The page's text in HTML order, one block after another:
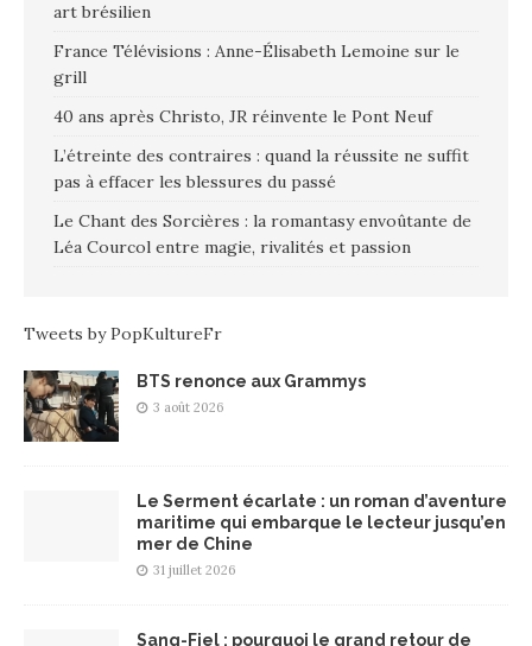
art brésilien
France Télévisions : Anne-Élisabeth Lemoine sur le
grill
40 ans après Christo, JR réinvente le Pont Neuf
L’étreinte des contraires : quand la réussite ne suffit
pas à effacer les blessures du passé
Le Chant des Sorcières : la romantasy envoûtante de
Léa Courcol entre magie, rivalités et passion
Tweets by PopKultureFr
BTS renonce aux Grammys
3 août 2026
Le Serment écarlate : un roman d’aventure
maritime qui embarque le lecteur jusqu’en
mer de Chine
31 juillet 2026
Sang-Fiel : pourquoi le grand retour de